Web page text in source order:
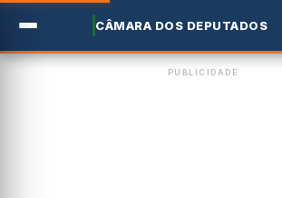
CÂMARA DOS DEPUTADOS
PUBLICIDADE